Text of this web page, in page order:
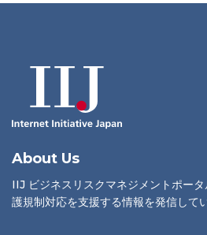
About Us
IIJ ビジネスリスクマネジメントポー
護規制対応を支援する情報を発信してい